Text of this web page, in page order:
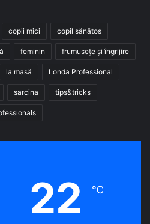
copii mici copil sănătos
feminin frumusețe și îngrijire
la masă Londa Professional
sarcina tips&tricks
22 ℃